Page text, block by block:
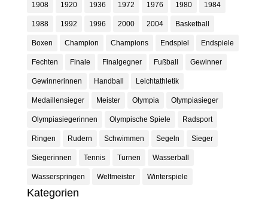
1908 1920 1936 1972 1976 1980 1984
1988 1992 1996 2000 2004 Basketball
Boxen Champion Champions Endspiel Endspiele
Fechten Finale Finalgegner Fußball Gewinner
Gewinnerinnen Handball Leichtathletik
Medaillensieger Meister Olympia Olympiasieger
Olympiasiegerinnen Olympische Spiele Radsport
Ringen Rudern Schwimmen Segeln Sieger
Siegerinnen Tennis Turnen Wasserball
Wasserspringen Weltmeister Winterspiele
Kategorien